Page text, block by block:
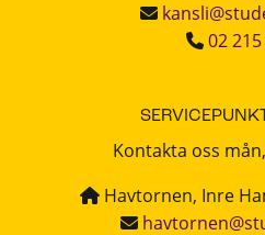
02
Kontakta oss
Havtornen, Inre